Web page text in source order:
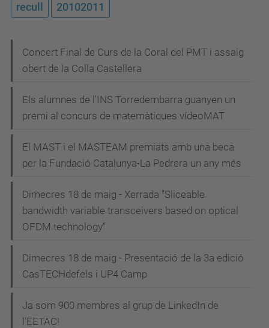
recull 20102011
g
c
Concert Final de Curs de la Coral del PMT i assaig
obert de la Colla Castellera
Els alumnes de l'INS Torredembarra guanyen un
premi al concurs de matemàtiques vídeoMAT
El MAST i el MASTEAM premiats amb una beca
per la Fundació Catalunya-La Pedrera un any més
Dimecres 18 de maig - Xerrada "Sliceable
bandwidth variable transceivers based on optical
OFDM technology"
Dimecres 18 de maig - Presentació de la 3a edició
CasTECHdefels i UP4 Camp
Ja som 900 membres al grup de LinkedIn de
l'EETAC!